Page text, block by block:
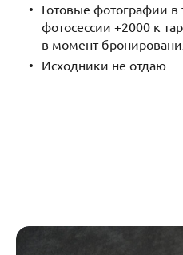
Готовые фотографии в
фотосессии +2000 к
в момент
Исходники не отдаю